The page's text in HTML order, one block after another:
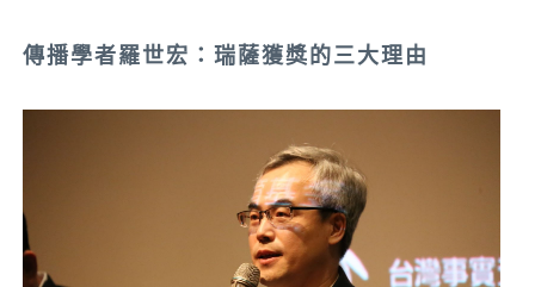
傳播學者羅世宏：瑞薩獲獎的三大理由